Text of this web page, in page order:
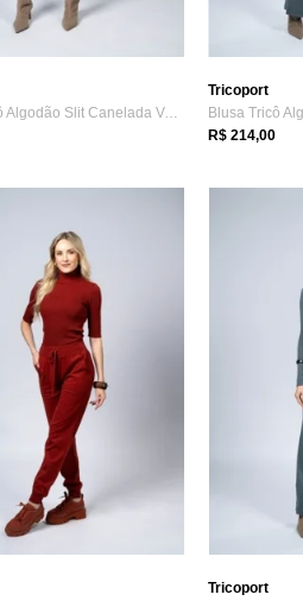
Blusa Tricô Algodão Slit Canelada Verde
Tricoport
R$ 214,00
Tricoport